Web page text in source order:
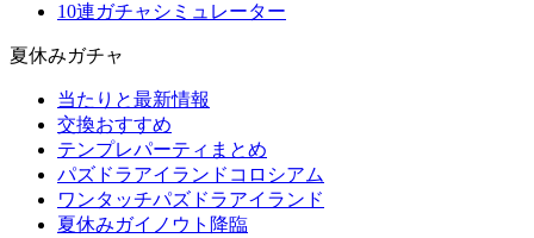
10連ガチャシミュレーター
夏休みガチャ
当たりと最新情報
交換おすすめ
テンプレパーティまとめ
パズドラアイランドコロシアム
ワンタッチパズドラアイランド
夏休みガイノウト降臨